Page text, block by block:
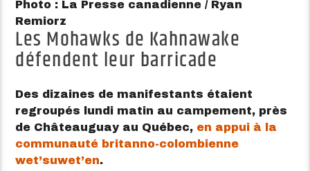
Photo : La Presse canadienne / Ryan
Remiorz
Les Mohawks de Kahnawake
défendent leur barricade
Des dizaines de manifestants étaient
regroupés lundi matin au campement, près
de Châteauguay au Québec, en appui à la
communauté britanno-colombienne
wet’suwet’en.